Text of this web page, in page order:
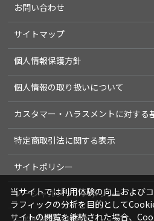
お問い合わせ
サイトマップ
個人情報保護方針
個人情報の取り扱いについて
カスタマー・ハラスメントに対する
特定商取引法に関する表示
サイトポリシー
ソーシャルメディアポリシー
当サイトでは利用体験の向上および
ラフィックの分析を目的として
サイトの閲覧を継続された場合、